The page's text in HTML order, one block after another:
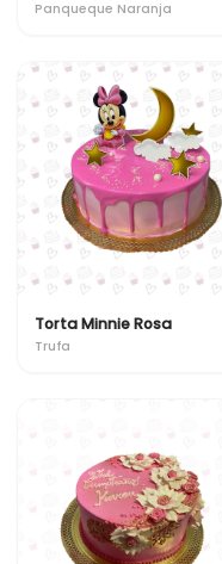
Panqueque Naranja
Torta Minnie Rosa
Trufa